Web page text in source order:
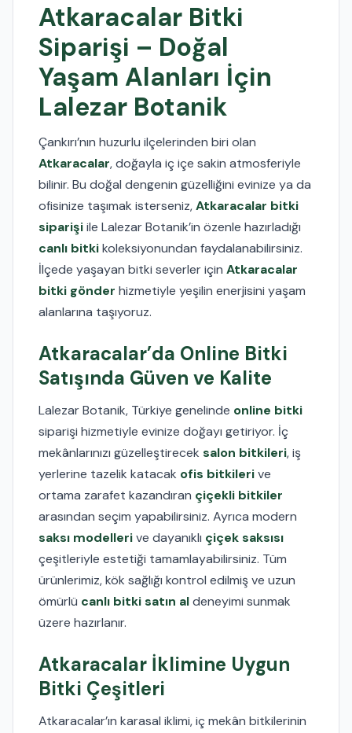
Atkaracalar Bitki
Siparişi – Doğal
Yaşam Alanları İçin
Lalezar Botanik
Çankırı’nın huzurlu ilçelerinden biri olan
Atkaracalar, doğayla iç içe sakin atmosferiyle
bilinir. Bu doğal dengenin güzelliğini evinize ya da
ofisinize taşımak isterseniz,Atkaracalar bitki
siparişiile Lalezar Botanik’in özenle hazırladığı
canlı bitkikoleksiyonundan faydalanabilirsiniz.
İlçede yaşayan bitki severler için Atkaracalar
bitki gönder hizmetiyle yeşilin enerjisini yaşam
alanlarına taşıyoruz.
Atkaracalar’da Online Bitki
Satışında Güven ve Kalite
Lalezar Botanik, Türkiye genelinde online bitki
siparişi hizmetiyle evinize doğayı getiriyor. İç
mekânlarınızı güzelleştirecek salon bitkileri, iş
yerlerine tazelik katacak ofis bitkilerive
ortama zarafet kazandıran çiçekli bitkiler
arasından seçim yapabilirsiniz. Ayrıca modern
saksı modellerive dayanıklı çiçek saksısı
çeşitleriyle estetiği tamamlayabilirsiniz. Tüm
ürünlerimiz, kök sağlığı kontrol edilmiş ve uzun
ömürlü canlı bitki satın aldeneyimi sunmak
üzere hazırlanır.
Atkaracalar İklimine Uygun
Bitki Çeşitleri
Atkaracalar’ın karasal iklimi, iç mekân bitkilerinin